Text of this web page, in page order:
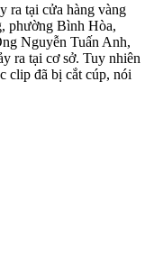
ra tại cửa hàng vàng
phường Bình Hòa,
Nguyễn Tuấn Anh,
ra tại cơ sở. Tuy nhiên
clip đã bị cắt cúp, nói